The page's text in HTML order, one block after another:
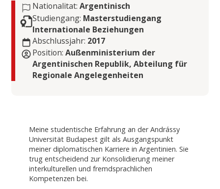
Nationalitat: Argentinisch
Studiengang: Masterstudiengang
Internationale Beziehungen
Abschlussjahr: 2017
Position: Außenministerium der
Argentinischen Republik, Abteilung für
Regionale Angelegenheiten
Meine studentische Erfahrung an der Andrássy
Universität Budapest gilt als Ausgangspunkt
meiner diplomatischen Karriere in Argentinien. Sie
trug entscheidend zur Konsolidierung meiner
interkulturellen und fremdsprachlichen
Kompetenzen bei.